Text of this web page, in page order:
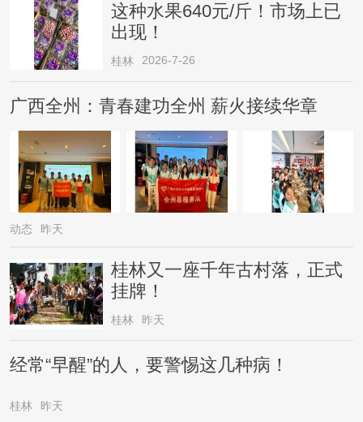
这种水果640元/斤！市场上已
出现！
桂林 2026-7-26
广西全州：青春建功全州 薪火接续华章
动态 昨天
桂林又一座千年古村落，正式
挂牌！
桂林 昨天
经常“早醒”的人，要警惕这几种病！
桂林 昨天